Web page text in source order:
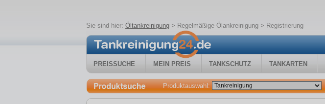
Sie sind hier: Öltankreinigung > Regelmäßige Ölankreinigung > Registrierung
PREISSUCHE MEIN PREIS TANKSCHUTZ TANKARTEN
Produktauswahl: